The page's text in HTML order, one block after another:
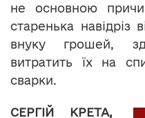
не основною
старенька навідріз
внуку грошей,
витратить їх на
сварки.
СЕРГІЙ КРЕТА,